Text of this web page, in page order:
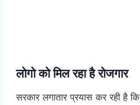
लोगो को मिल रहा है रोजगार
सरकार लगातार प्रयास कर रही है